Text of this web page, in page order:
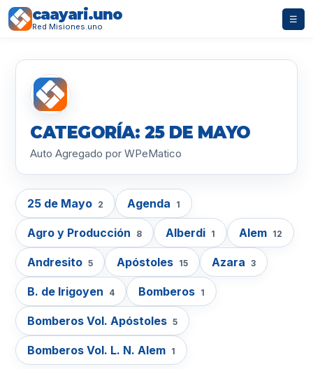
caayari.uno
Red Misiones.uno
☰
CATEGORÍA: 25 DE MAYO
Auto Agregado por WPeMatico
25 de Mayo 2 Agenda 1
Agro y Producción 8 Alberdi 1 Alem 12
Andresito 5 Apóstoles 15 Azara 3
B. de Irigoyen 4 Bomberos 1
Bomberos Vol. Apóstoles 5
Bomberos Vol. L. N. Alem 1